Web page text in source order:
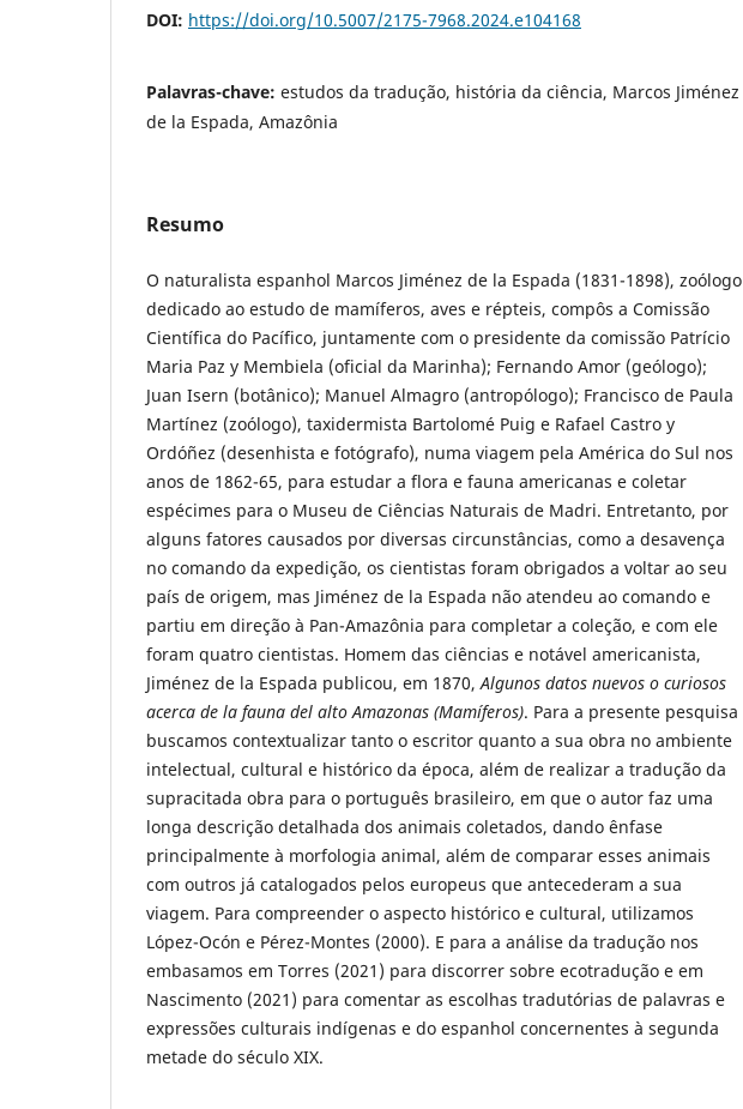
DOI: https://doi.org/10.5007/2175-7968.2024.e104168
Palavras-chave: estudos da tradução, história da ciência, Marcos Jiménez
de la Espada, Amazônia
Resumo
O naturalista espanhol Marcos Jiménez de la Espada (1831-1898), zoólogo
dedicado ao estudo de mamíferos, aves e répteis, compôs a Comissão
Científica do Pacífico, juntamente com o presidente da comissão Patrício
Maria Paz y Membiela (oficial da Marinha); Fernando Amor (geólogo);
Juan Isern (botânico); Manuel Almagro (antropólogo); Francisco de Paula
Martínez (zoólogo), taxidermista Bartolomé Puig e Rafael Castro y
Ordóñez (desenhista e fotógrafo), numa viagem pela América do Sul nos
anos de 1862-65, para estudar a flora e fauna americanas e coletar
espécimes para o Museu de Ciências Naturais de Madri. Entretanto, por
alguns fatores causados por diversas circunstâncias, como a desavença
no comando da expedição, os cientistas foram obrigados a voltar ao seu
país de origem, mas Jiménez de la Espada não atendeu ao comando e
partiu em direção à Pan-Amazônia para completar a coleção, e com ele
foram quatro cientistas. Homem das ciências e notável americanista,
Jiménez de la Espada publicou, em 1870,Algunos datos nuevos o curiosos
acerca de la fauna del alto Amazonas (Mamíferos). Para a presente pesquisa
buscamos contextualizar tanto o escritor quanto a sua obra no ambiente
intelectual, cultural e histórico da época, além de realizar a tradução da
supracitada obra para o português brasileiro, em que o autor faz uma
longa descrição detalhada dos animais coletados, dando ênfase
principalmente à morfologia animal, além de comparar esses animais
com outros já catalogados pelos europeus que antecederam a sua
viagem. Para compreender o aspecto histórico e cultural, utilizamos
López-Ocón e Pérez-Montes (2000). E para a análise da tradução nos
embasamos em Torres (2021) para discorrer sobre ecotradução e em
Nascimento (2021) para comentar as escolhas tradutórias de palavras e
expressões culturais indígenas e do espanhol concernentes à segunda
metade do século XIX.